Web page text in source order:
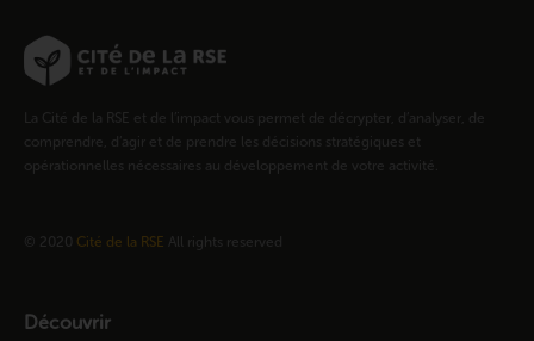
La Cité de la RSE et de l’impact vous permet de décrypter, d’analyser, de
comprendre, d’agir et de prendre les décisions stratégiques et
opérationnelles nécessaires au développement de votre activité.
© 2020 Cité de la RSE All rights reserved
Découvrir